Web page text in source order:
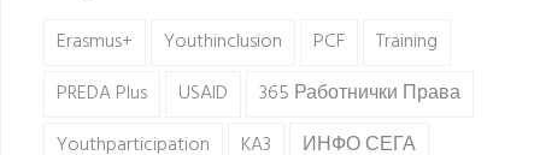
Erasmus+ Youthinclusion PCF
Training
PREDA Plus
USAID
365 Работнички Права
Youthparticipation
KA3 ИНФО СЕГА